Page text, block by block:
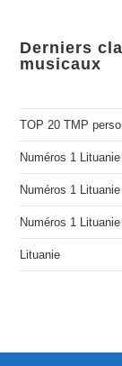
Derniers
musicaux
TOP 20 TMP
Numéros 1 Lituanie
Numéros 1 Lituanie
Numéros 1 Lituanie
Lituanie